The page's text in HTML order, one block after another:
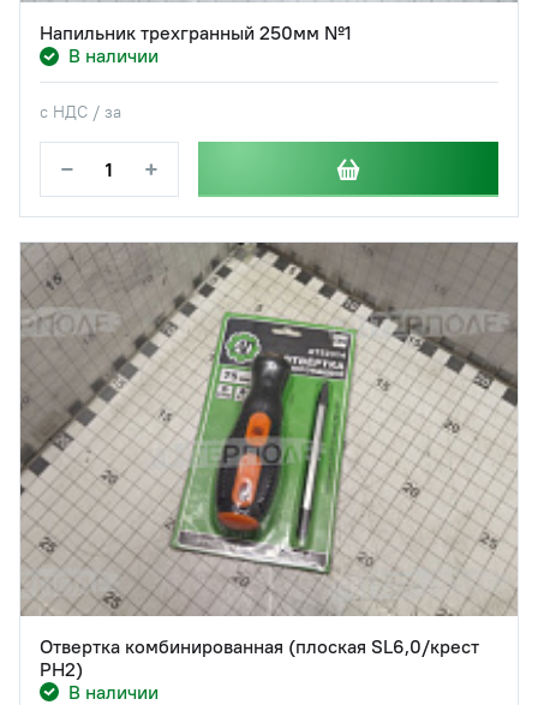
Напильник трехгранный 250мм №1
В наличии
с НДС / за
− +
Отвертка комбинированная (плоская SL6,0/крест
PH2)
В наличии